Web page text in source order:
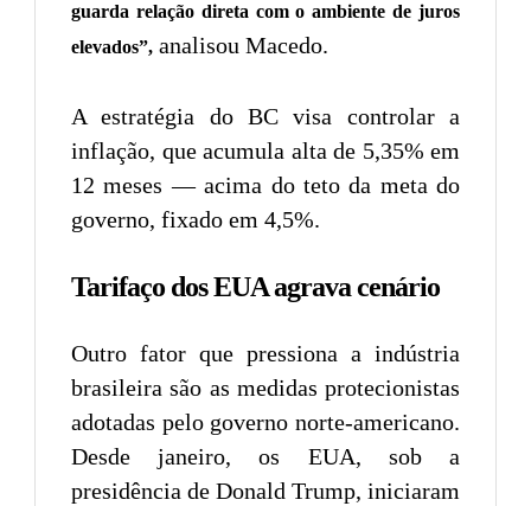
guarda relação direta com o ambiente de juros
elevados”, analisou Macedo.
A estratégia do BC visa controlar a
inflação, que acumula alta de 5,35% em
12 meses — acima do teto da meta do
governo, fixado em 4,5%.
Tarifaço dos EUA agrava cenário
Outro fator que pressiona a indústria
brasileira são as medidas protecionistas
adotadas pelo governo norte-americano.
Desde janeiro, os EUA, sob a
presidência de Donald Trump, iniciaram